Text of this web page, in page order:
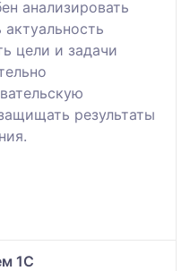
анализировать
цели и задачи
результаты
1С